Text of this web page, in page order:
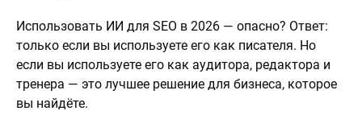
Использовать ИИ для SEO в 2026 — опасно? Ответ:
только если вы используете его как писателя. Но
если вы используете его как аудитора, редактора и
тренера — это лучшее решение для бизнеса, которое
вы найдёте.